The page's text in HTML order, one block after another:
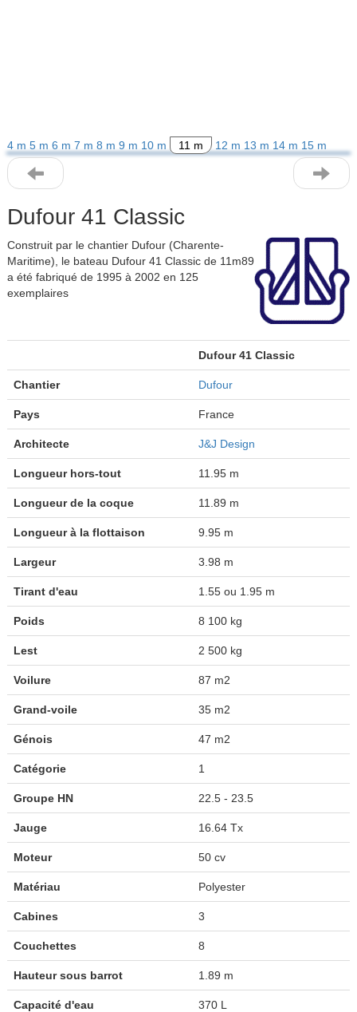
4 m 5 m 6 m 7 m 8 m 9 m 10 m 11 m 12 m 13 m 14 m 15 m
Dufour 41 Classic
Construit par le chantier Dufour (Charente-
Maritime), le bateau Dufour 41 Classic de 11m89
a été fabriqué de 1995 à 2002 en 125
exemplaires
Dufour 41 Classic
Chantier Dufour
Pays France
Architecte J&J Design
Longueur hors-tout 11.95 m
Longueur de la coque 11.89 m
Longueur à la flottaison 9.95 m
Largeur 3.98 m
Tirant d'eau 1.55 ou 1.95 m
Poids 8 100 kg
Lest 2 500 kg
Voilure 87 m2
Grand-voile 35 m2
Génois 47 m2
Catégorie 1
Groupe HN 22.5 - 23.5
Jauge 16.64 Tx
Moteur 50 cv
Matériau Polyester
Cabines 3
Couchettes 8
Hauteur sous barrot 1.89 m
Capacité d'eau 370 L